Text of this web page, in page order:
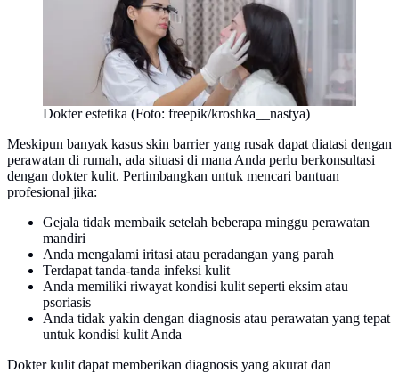
Dokter estetika (Foto: freepik/kroshka__nastya)
Meskipun banyak kasus skin barrier yang rusak dapat diatasi dengan
perawatan di rumah, ada situasi di mana Anda perlu berkonsultasi
dengan dokter kulit. Pertimbangkan untuk mencari bantuan
profesional jika:
Gejala tidak membaik setelah beberapa minggu perawatan
mandiri
Anda mengalami iritasi atau peradangan yang parah
Terdapat tanda-tanda infeksi kulit
Anda memiliki riwayat kondisi kulit seperti eksim atau
psoriasis
Anda tidak yakin dengan diagnosis atau perawatan yang tepat
untuk kondisi kulit Anda
Dokter kulit dapat memberikan diagnosis yang akurat dan